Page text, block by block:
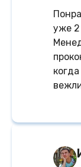
уже 2